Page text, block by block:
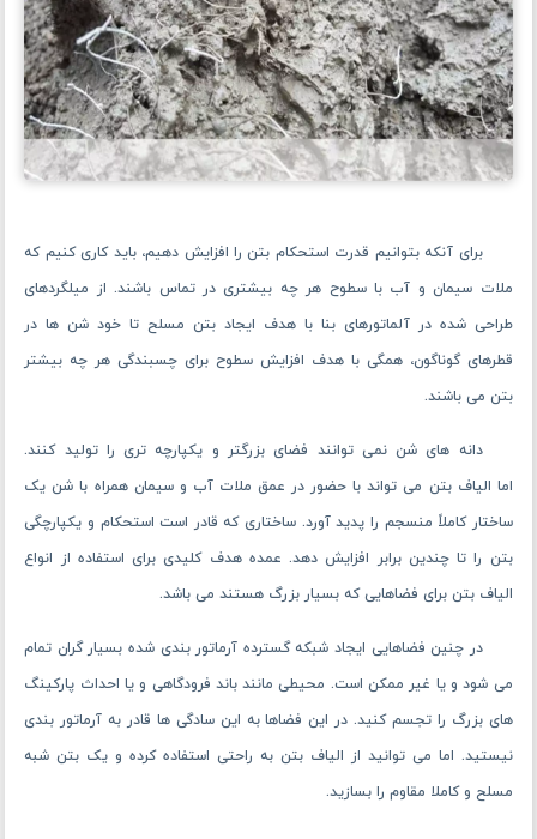
برای آنکه بتوانیم قدرت استحکام بتن را افزایش دهیم، باید کاری کنیم که
ملات سیمان و آب با سطوح هر چه بیشتری در تماس باشند. از میلگردهای
طراحی شده در آلماتورهای بنا با هدف ایجاد بتن مسلح تا خود شن ها در
قطر‌های گوناگون، همگی با هدف افزایش سطوح برای چسبندگی هر چه بیشتر
بتن می باشند.
دانه های شن نمی‌ توانند فضای بزرگتر و یکپارچه تری را تولید کنند.
اما الیاف بتن می ‌تواند با حضور در عمق ملات آب و سیمان همراه با شن یک
ساختار کاملاً منسجم را پدید آورد. ساختاری که قادر است استحکام و یکپارچگی
بتن را تا چندین برابر افزایش دهد. عمده هدف کلیدی برای استفاده از انواع
الیاف بتن برای فضاهایی که بسیار بزرگ هستند می باشد.
در چنین فضاهایی ایجاد شبکه گسترده آرماتور بندی شده بسیار گران تمام
می شود و یا غیر ممکن است. محیطی مانند باند فرودگاهی و یا احداث پارکینگ
های بزرگ را تجسم کنید. در این فضاها به این سادگی ها قادر به آرماتور بندی
نیستید. اما می توانید از الیاف بتن به راحتی استفاده کرده و یک بتن شبه
مسلح و کاملا مقاوم را بسازید.